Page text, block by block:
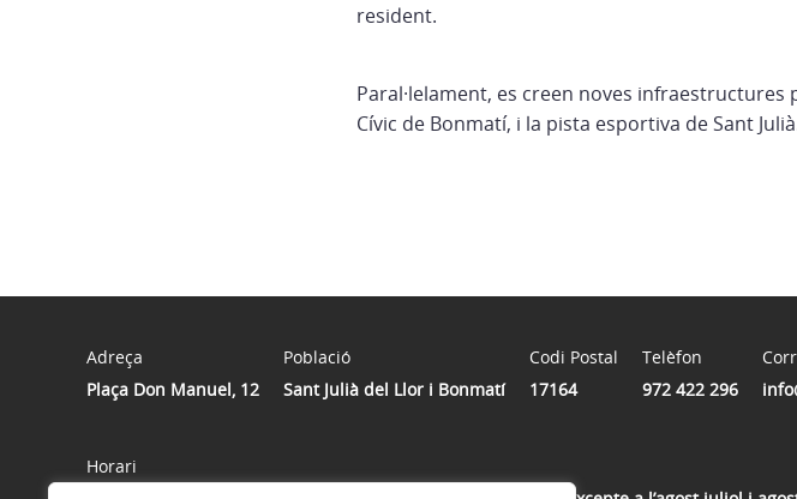
resident.
Paral·lelament, es creen noves
Cívic de Bonmatí, i la pista esportiva de Sant
Adreça
Plaça Don Manuel, 12
Població
Sant Julià del Llor i Bonmatí
Codi Postal
17164
Telèfon
972 422 296
Horari